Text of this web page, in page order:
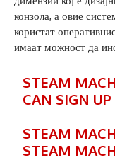
конзола, а овие
користат
имаат можност да
STEAM
CAN SIGN
STEAM
STEAM